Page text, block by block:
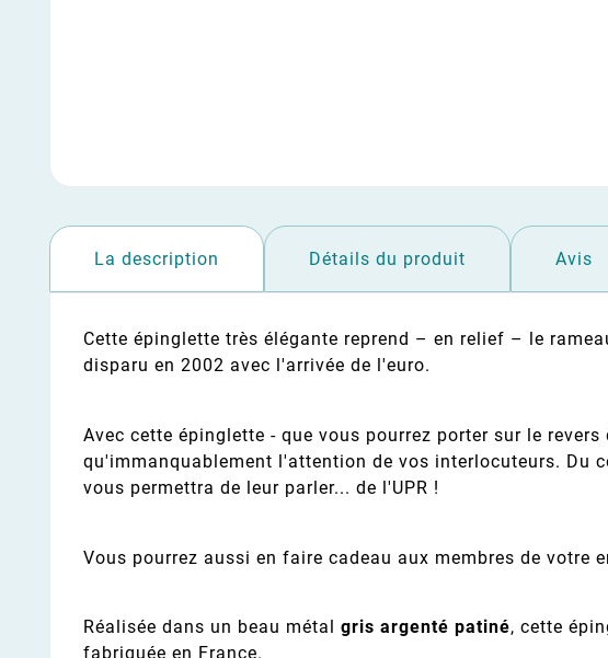
La description Détails du produit Avis
Cette épinglette très élégante reprend – en relief – le
disparu en 2002 avec l'arrivée de l'euro.
Avec cette épinglette - que vous pourrez porter sur le
qu'immanquablement l'attention de vos interlocuteurs. Du
vous permettra de leur parler... de l'UPR !
Vous pourrez aussi en faire cadeau aux membres de votre
Réalisée dans un beau métal gris argenté patiné, cette
fabriquée en France.